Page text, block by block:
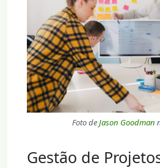
Foto de Jason Goodman
Gestão de